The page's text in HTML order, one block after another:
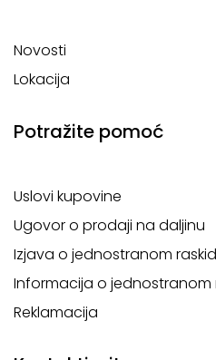
Novosti
Lokacija
Potražite pomoć
Uslovi kupovine
Ugovor o prodaji na daljinu
Izjava o jednostranom
Informacija o jednostranom
Reklamacija